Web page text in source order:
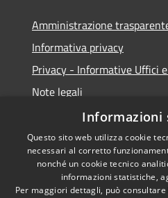
Amministrazione
Informativa privacy
Privacy - Informative Uffici
Note legali
Dichiarazione di accessibilità
RSS
Informazioni
Questo sito web utilizza cookie
necessari al corretto
nonché un cookie tecnico
informazioni statistiche,
Per maggiori dettagli, può